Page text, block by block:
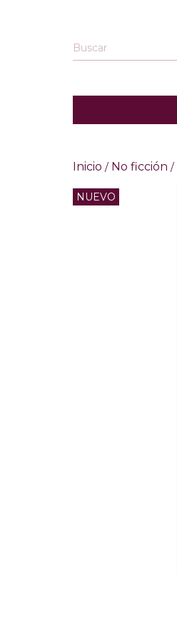
Inicio / No ficción /
NUEVO